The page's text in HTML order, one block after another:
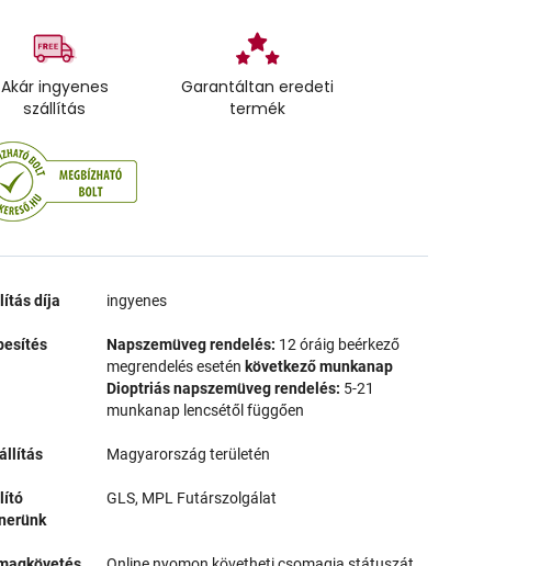
Akár ingyenes
szállítás
Garantáltan eredeti
termék
díja ingyenes
Napszemüveg rendelés: 12 óráig beérkező
megrendelés esetén következő munkanap
Dioptriás napszemüveg rendelés: 5-21
munkanap lencsétől függően
Magyarország területén
GLS, MPL Futárszolgálat